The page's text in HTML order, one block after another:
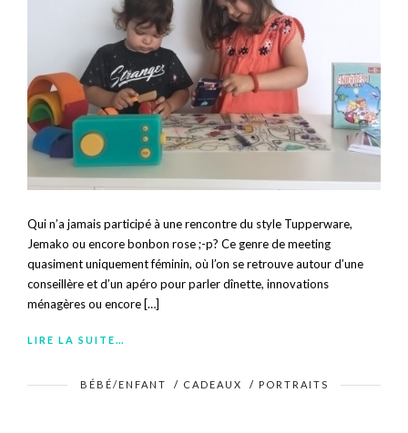
Qui n’a jamais participé à une rencontre du style Tupperware,
Jemako ou encore bonbon rose ;-p? Ce genre de meeting
quasiment uniquement féminin, où l’on se retrouve autour d’une
conseillère et d’un apéro pour parler dînette, innovations
ménagères ou encore […]
LIRE LA SUITE…
BÉBÉ/ENFANT / CADEAUX / PORTRAITS